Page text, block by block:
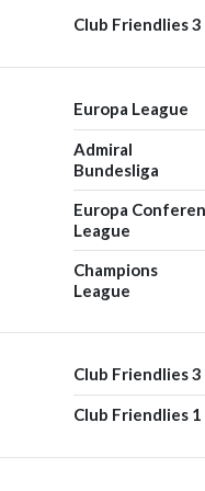
Club Friendlies 3
Europa League
Admiral
Bundesliga
Europa
League
Champions
League
Club Friendlies 3
Club Friendlies 1